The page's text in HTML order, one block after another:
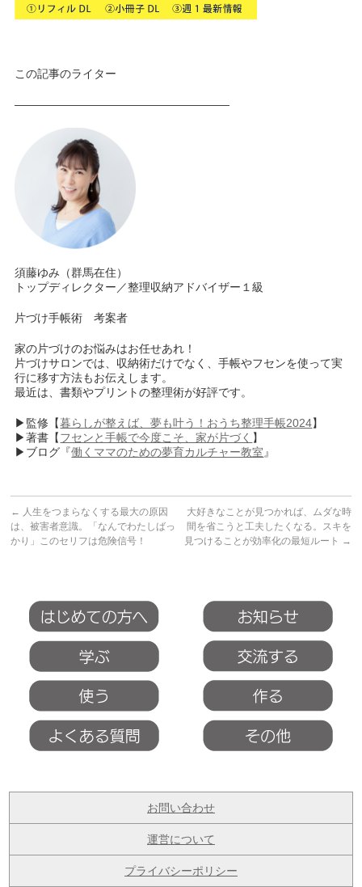
この記事のライター
———————————————————
須藤ゆみ（群馬在住）
トップディレクター／整理収納アドバイザー１級
片づけ手帳術 考案者
家の片づけのお悩みはお任せあれ！
片づけサロンでは、収納術だけでなく、手帳やフセンを使って実
行に移す方法もお伝えします。
最近は、書類やプリントの整理術が好評です。
▶監修【暮らしが整えば、夢も叶う！おうち整理手帳2024】
▶著書【フセンと手帳で今度こそ、家が片づく 】
▶ブログ『働くママのための夢育カルチャー教室 』
← 人生をつまらなくする最大の原因
は、被害者意識。「なんでわたしばっ
かり」このセリフは危険信号！
大好きなことが見つかれば、ムダな時
間を省こうと工夫したくなる。スキを
見つけることが効率化の最短ルート →
お問い合わせ
運営について
プライバシーポリシー